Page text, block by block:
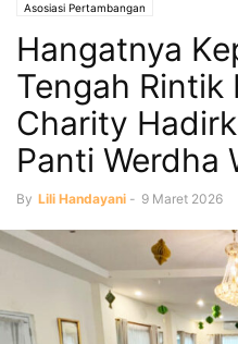
Asosiasi Pertambangan
Hangatnya
Tengah Rintik
Charity
Panti Werdha
By Lili Handayani - 9 Maret 2026